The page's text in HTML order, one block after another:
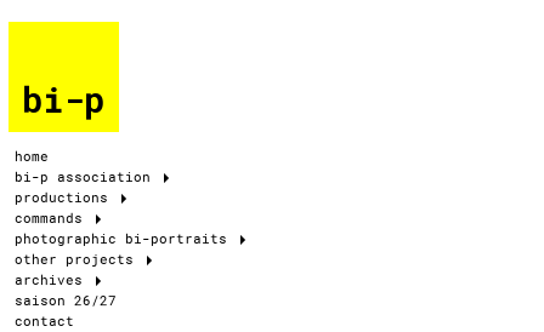
bi-p
home
bi-p association
productions
commands
photographic bi-portraits
other projects
archives
saison 26/27
contact